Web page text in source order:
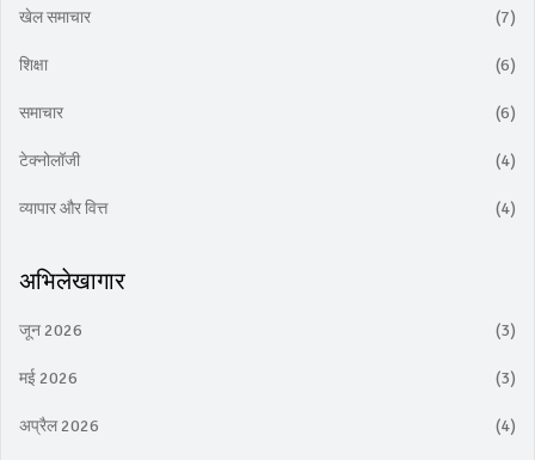
खेल समाचार (7)
शिक्षा (6)
समाचार (6)
टेक्नोलॉजी (4)
व्यापार और वित्त (4)
अभिलेखागार
जून 2026 (3)
मई 2026 (3)
अप्रैल 2026 (4)